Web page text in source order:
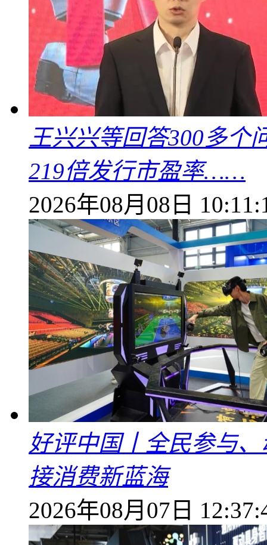
王兴兴等回答300多个
219倍发行市盈率……
2026年08月08日
好评中国丨全民参与
接消费新蓝海
2026年08月07日